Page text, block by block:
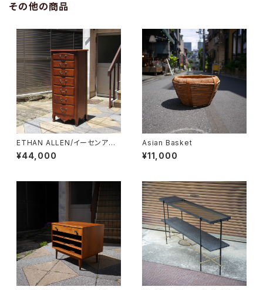
その他の商品
ETHAN ALLEN/イーセンアー
レン 7段トールチェスト
¥44,000
Asian Basket
¥11,000